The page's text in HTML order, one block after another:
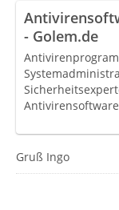
- Golem.de
Gruß Ingo